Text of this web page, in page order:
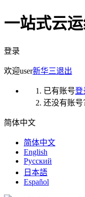
一站式云
登录
欢迎user新华三退出
已有账号登
还没有账号
简体中文
简体中文
English
Русский
日本語
Español